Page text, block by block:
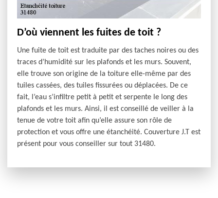
D’où viennent les fuites de toit ?
Une fuite de toit est traduite par des taches noires ou des
traces d’humidité sur les plafonds et les murs. Souvent,
elle trouve son origine de la toiture elle-même par des
tuiles cassées, des tuiles fissurées ou déplacées. De ce
fait, l’eau s’infiltre petit à petit et serpente le long des
plafonds et les murs. Ainsi, il est conseillé de veiller à la
tenue de votre toit afin qu’elle assure son rôle de
protection et vous offre une étanchéité. Couverture J.T est
présent pour vous conseiller sur tout 31480.